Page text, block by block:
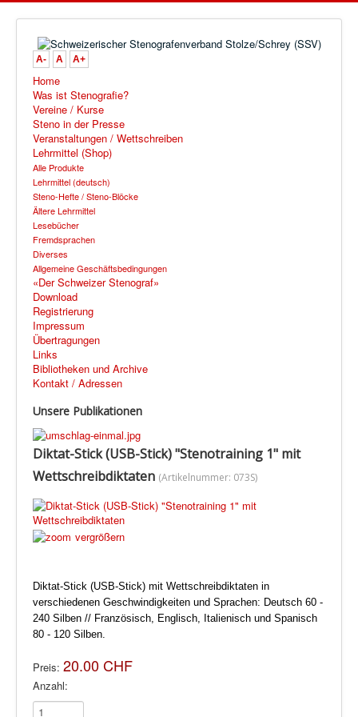
A- A A+
Home
Was ist Stenografie?
Vereine / Kurse
Steno in der Presse
Veranstaltungen / Wettschreiben
Lehrmittel (Shop)
Alle Produkte
Lehrmittel (deutsch)
Steno-Hefte / Steno-Blöcke
Ältere Lehrmittel
Lesebücher
Fremdsprachen
Diverses
Allgemeine Geschäftsbedingungen
«Der Schweizer Stenograf»
Download
Registrierung
Impressum
Übertragungen
Links
Bibliotheken und Archive
Kontakt / Adressen
Unsere Publikationen
Diktat-Stick (USB-Stick) "Stenotraining 1" mit
Wettschreibdiktaten (Artikelnummer: 073S)
vergrößern
Diktat-Stick (USB-Stick) mit Wettschreibdiktaten in
verschiedenen Geschwindigkeiten und Sprachen: Deutsch 60 -
240 Silben // Französisch, Englisch, Italienisch und Spanisch
80 - 120 Silben.
Preis: 20.00 CHF
Anzahl: